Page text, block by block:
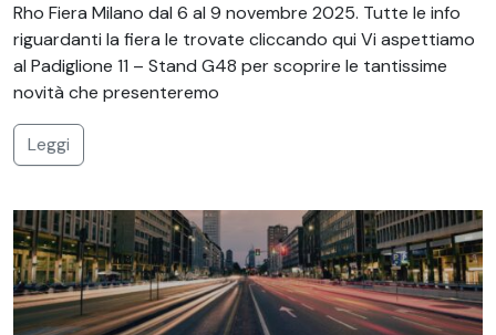
Rho Fiera Milano dal 6 al 9 novembre 2025. Tutte le info
riguardanti la fiera le trovate cliccando qui Vi aspettiamo
al Padiglione 11 – Stand G48 per scoprire le tantissime
novità che presenteremo
Leggi